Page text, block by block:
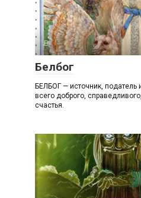
Б
Белбог
БЕЛБОГ — источник, податель
всего доброго,
счастья.